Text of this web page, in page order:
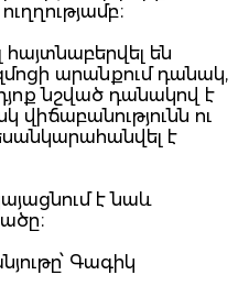
են
արանքում դանակ,
նշված դանակով է
վիճաբանությունն ու
է
է նաև
Գագիկ